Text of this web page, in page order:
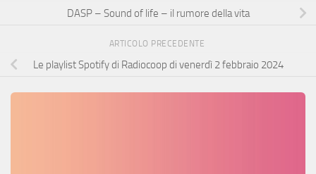
DASP – Sound of life – il rumore della vita
ARTICOLO PRECEDENTE
Le playlist Spotify di Radiocoop di venerdì 2 febbraio 2024